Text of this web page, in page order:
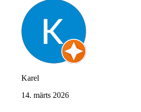
Karel
14. märts 2026